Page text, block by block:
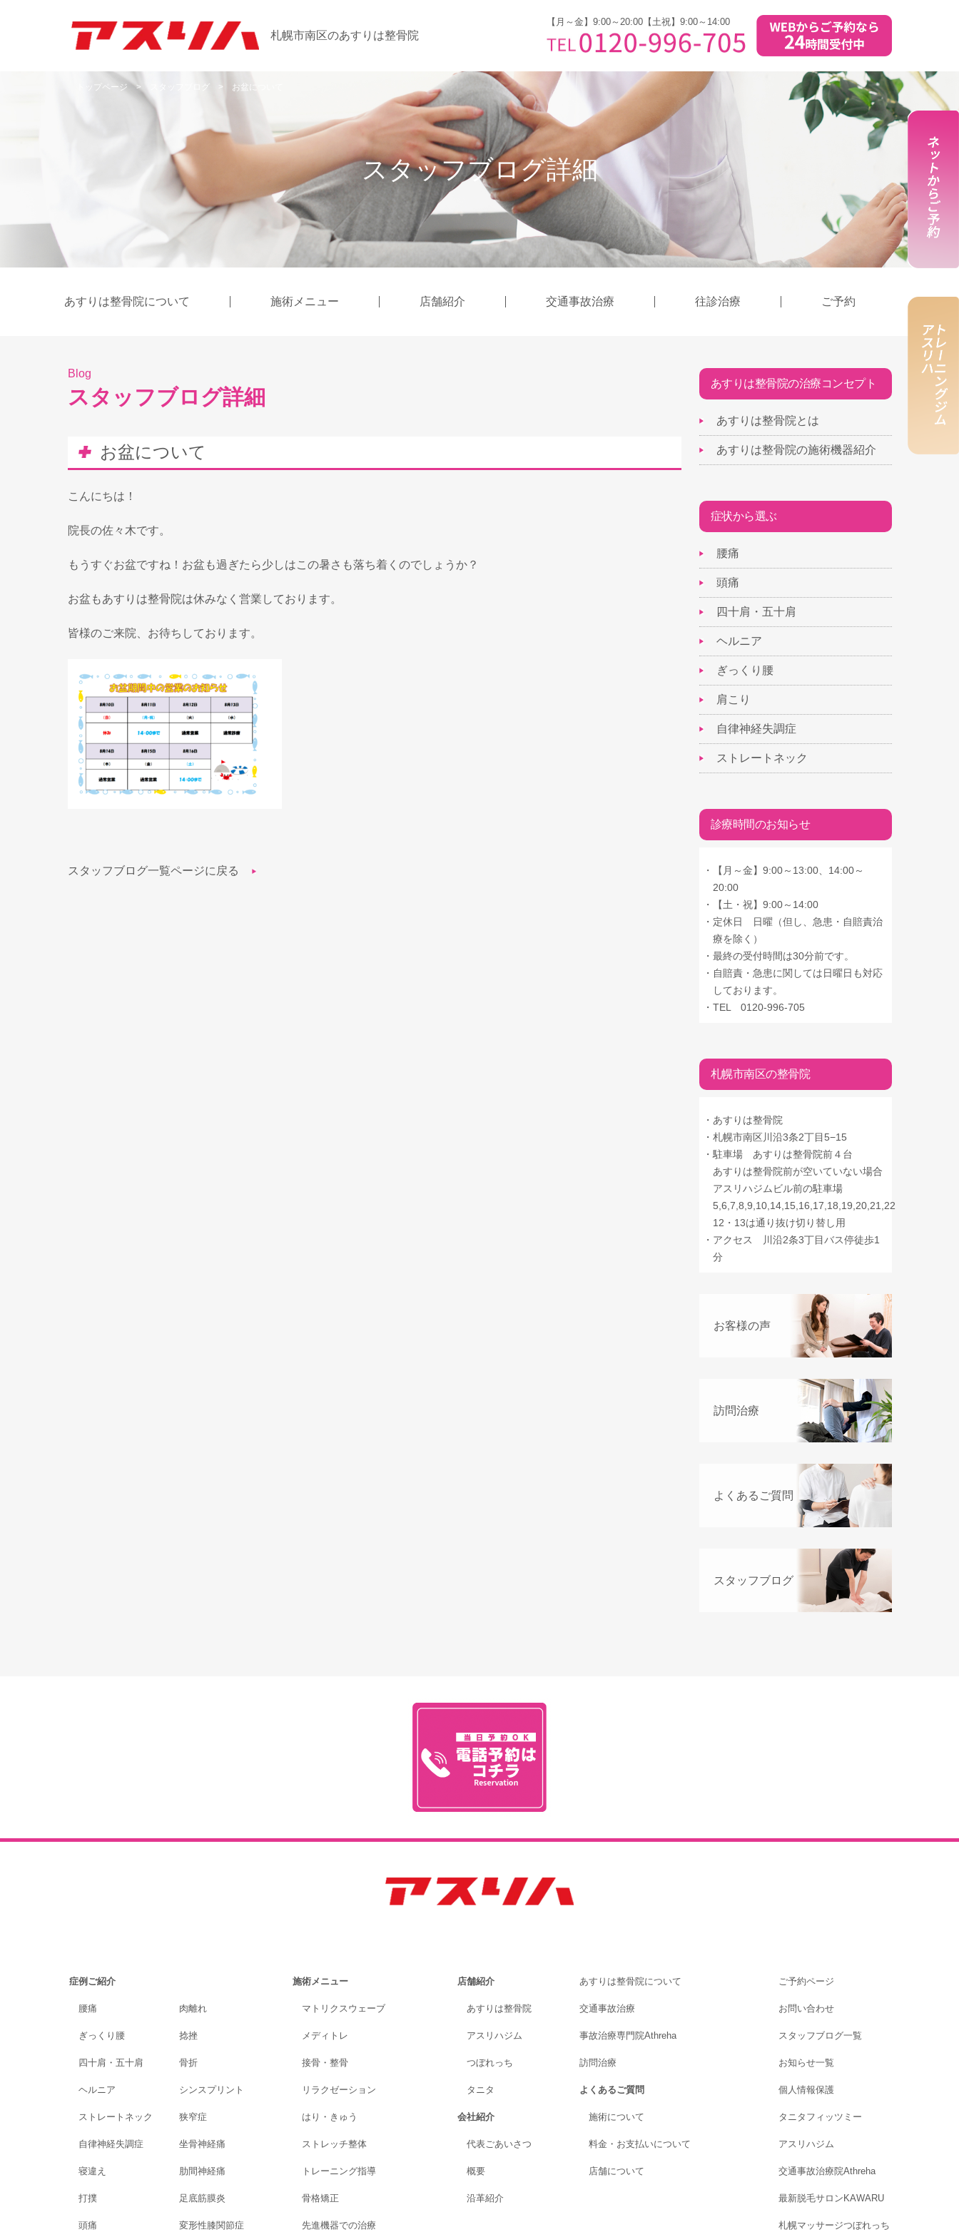
札幌市南区のあすりは整骨院
【月～金】9:00～20:00【土祝】9:00～14:00
トップページ > スタッフブログ > お盆について
スタッフブログ詳細
あすりは整骨院について 施術メニュー 店舗紹介 交通事故治療 往診治療 ご予約
Blog
スタッフブログ詳細
お盆について
こんにちは！
院長の佐々木です。
もうすぐお盆ですね！お盆も過ぎたら少しはこの暑さも落ち着くのでしょうか？
お盆もあすりは整骨院は休みなく営業しております。
皆様のご来院、お待ちしております。
スタッフブログ一覧ページに戻る
あすりは整骨院の治療コンセプト
あすりは整骨院とは
あすりは整骨院の施術機器紹介
症状から選ぶ
腰痛
頭痛
四十肩・五十肩
ヘルニア
ぎっくり腰
肩こり
自律神経失調症
ストレートネック
診療時間のお知らせ
・
【月～金】9:00～13:00、14:00～
20:00
・
【土・祝】9:00～14:00
・ 定休日 日曜（但し、急患・自賠責治
療を除く）
・ 最終の受付時間は30分前です。
・ 自賠責・急患に関しては日曜日も対応
しております。
・ TEL 0120-996-705
札幌市南区の整骨院
・ あすりは整骨院
・ 札幌市南区川沿3条2丁目5−15
・ 駐車場 あすりは整骨院前４台
あすりは整骨院前が空いていない場合
アスリハジムビル前の駐車場
5,6,7,8,9,10,14,15,16,17,18,19,20,21,22
12・13は通り抜け切り替し用
・ アクセス 川沿2条3丁目バス停徒歩1
分
お客様の声
訪問治療
よくあるご質問
スタッフブログ
症例ご紹介
腰痛
ぎっくり腰
四十肩・五十肩
ヘルニア
ストレートネック
自律神経失調症
寝違え
打撲
頭痛
肉離れ
捻挫
骨折
シンスプリント
狭窄症
坐骨神経痛
肋間神経痛
足底筋膜炎
変形性膝関節症
施術メニュー
マトリクスウェーブ
メディトレ
接骨・整骨
リラクゼーション
はり・きゅう
ストレッチ整体
トレーニング指導
骨格矯正
先進機器での治療
店舗紹介
あすりは整骨院
アスリハジム
つぼれっち
タニタ
会社紹介
代表ごあいさつ
概要
沿革紹介
あすりは整骨院について
交通事故治療
事故治療専門院Athreha
訪問治療
よくあるご質問
施術について
料金・お支払いについて
店舗について
ご予約ページ
お問い合わせ
スタッフブログ一覧
お知らせ一覧
個人情報保護
タニタフィッツミー
アスリハジム
交通事故治療院Athreha
最新脱毛サロンKAWARU
札幌マッサージつぼれっち